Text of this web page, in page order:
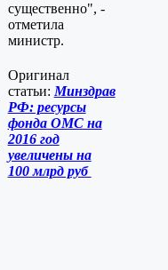
существенно", -
отметила
министр.
Оригинал
статьи: Минздрав
РФ: ресурсы
фонда ОМС на
2016 год
увеличены на
100 млрд руб